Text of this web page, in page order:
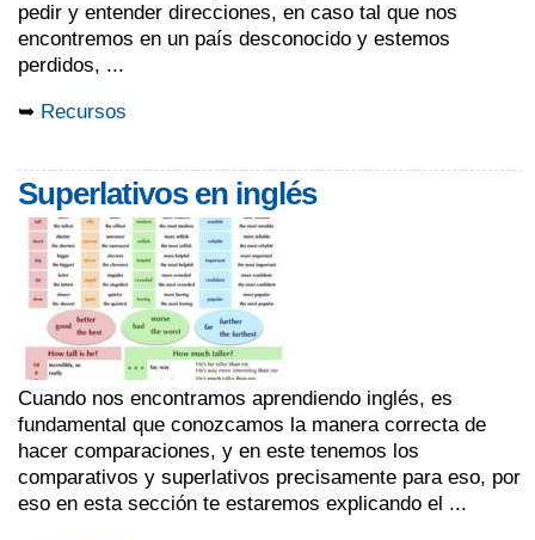
pedir y entender direcciones, en caso tal que nos
encontremos en un país desconocido y estemos
perdidos, ...
➥ Recursos
Superlativos en inglés
Cuando nos encontramos aprendiendo inglés, es
fundamental que conozcamos la manera correcta de
hacer comparaciones, y en este tenemos los
comparativos y superlativos precisamente para eso, por
eso en esta sección te estaremos explicando el ...